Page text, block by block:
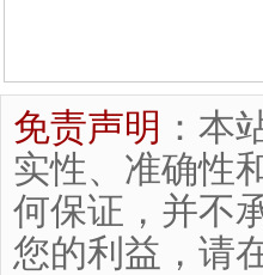
免责声明 ：本
实性、准确性
何保证，并不
您的利益，请